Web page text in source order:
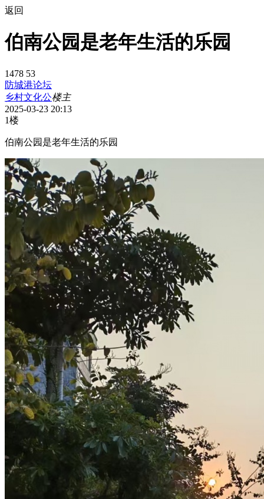
返回
伯南公园是老年生活的乐园
1478 53
防城港论坛
乡村文化公楼主
2025-03-23 20:13
1楼
伯南公园是老年生活的乐园